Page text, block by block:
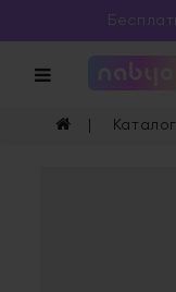
Каталог